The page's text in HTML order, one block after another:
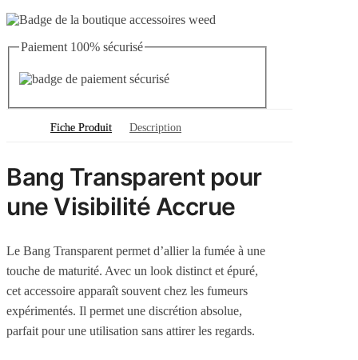
Paiement 100% sécurisé
Fiche Produit Description
Bang Transparent pour
une Visibilité Accrue
Le Bang Transparent permet d’allier la fumée à une
touche de maturité. Avec un look distinct et épuré,
cet accessoire apparaît souvent chez les fumeurs
expérimentés. Il permet une discrétion absolue,
parfait pour une utilisation sans attirer les regards.